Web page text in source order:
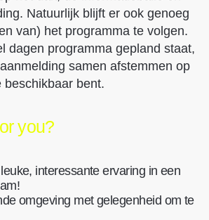
Natuurlijk blijft er ook genoeg
van) het programma te volgen.
dagen programma gepland staat,
samen afstemmen op
beschikbaar bent.
you?
interessante ervaring in een
omgeving met gelegenheid om te